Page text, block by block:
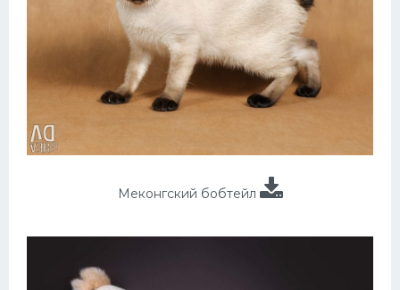
Меконгский бобтейл